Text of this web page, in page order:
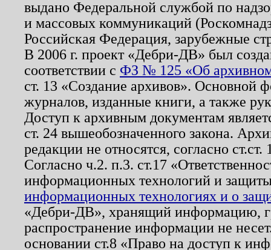
выдано Федеральной службой по
и массовых коммуникаций
Российская Федерация, зарубежные
В 2006 г. проект «Дебри-ДВ» был
соответствии с ФЗ № 125 «Об
ст. 13 «Создание архивов». Основной
журналов, изданные книги, а также
Доступ к архивным документам
ст. 24 вышеобозначенного закона.
редакции не относятся, согласно
Согласно ч.2. п.3. ст.17
информационных технологий и
информационных технологиях и о
«Дебри-ДВ», хранящий информацию,
распространение информации не
основании ст.8 «Право на доступ к